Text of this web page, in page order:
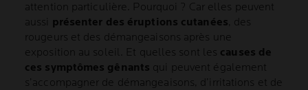
attention particulière. Pourquoi ? Car elles peuvent
aussi présenter des éruptions cutanées , des
rougeurs et des démangeaisons après une
exposition au soleil. Et quelles sont les causes de
ces symptômes gênants qui peuvent également
s’accompagner de démangeaisons, d’irritations et de